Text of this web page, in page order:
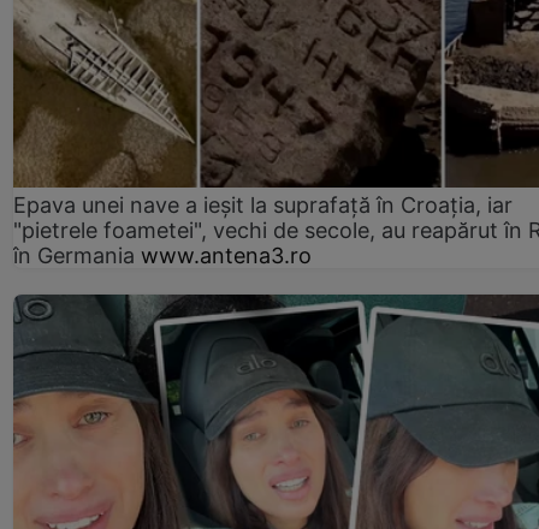
Epava unei nave a ieșit la suprafață în Croația, iar
"pietrele foametei", vechi de secole, au reapărut în
în Germania www.antena3.ro